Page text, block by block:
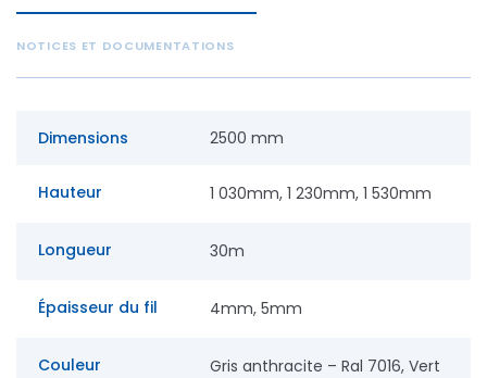
NOTICES ET DOCUMENTATIONS
Dimensions 2500 mm
Hauteur 1 030mm, 1 230mm, 1 530mm
Longueur 30m
Épaisseur du fil 4mm, 5mm
Couleur
Gris anthracite – Ral 7016, Vert